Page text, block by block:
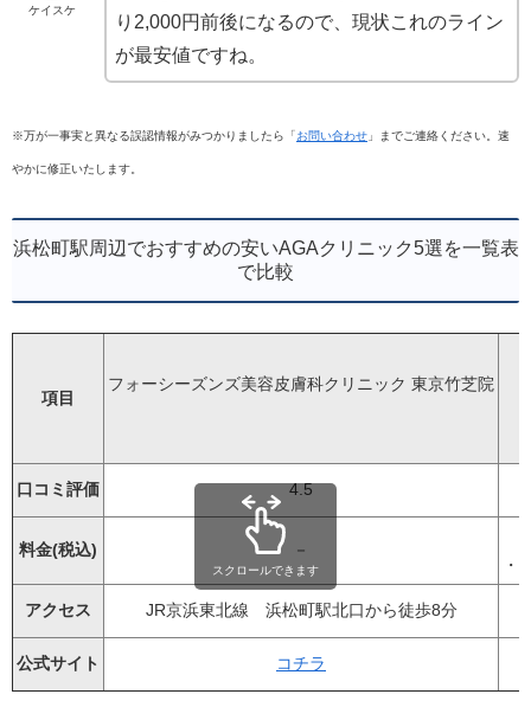
ケイスケ
り2,000円前後になるので、現状これのライン
が最安値ですね。
※万が一事実と異なる誤認情報がみつかりましたら「お問い合わせ 」までご連絡ください。速
やかに修正いたします。
浜松町駅周辺でおすすめの安いAGAクリニック5選を一覧表
で比較
項目
フォーシーズンズ美容皮膚科クリニック 東京竹芝院
口コミ評価 4.5
料金(税込)
－
・
アクセス JR京浜東北線 浜松町駅北口から徒歩8分
公式サイト コチラ
スクロールできます